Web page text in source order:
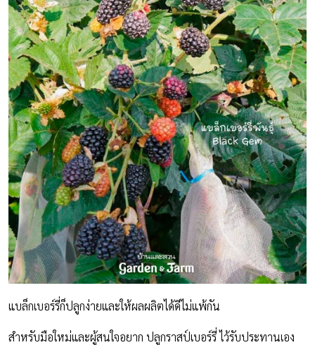
แบล็กเบอร์รี่ก็ปลูกง่ายและให้ผลผลิตได้ดีไม่แพ้กัน
สำหรับมือใหม่และผู้สนใจอยาก ปลูกราสป์เบอร์รี่ ไว้รับประทานเอง